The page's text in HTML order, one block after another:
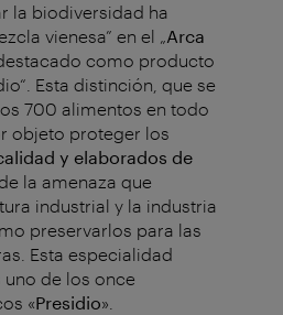
la biodiversidad ha
vienesa” en el „Arca
como producto
Esta distinción, que se
700 alimentos en todo
objeto proteger los
y elaborados de
la amenaza que
industrial y la industria
preservarlos para las
Esta especialidad
uno de los once
«Presidio».